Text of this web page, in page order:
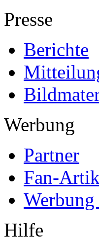
Presse
Berichte
Werbung
Partner
Fan-
Werbung
Hilfe